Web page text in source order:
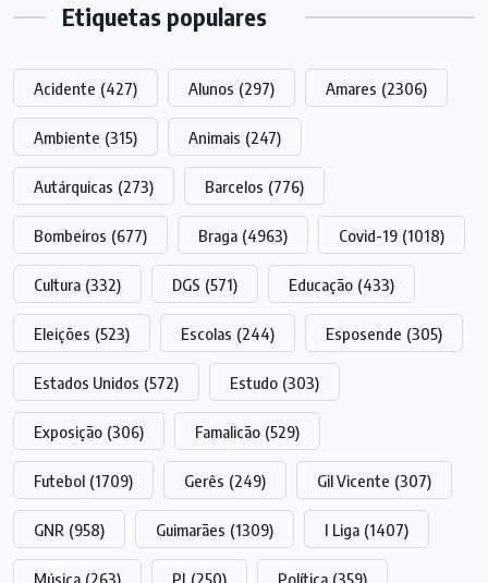
Etiquetas populares
Acidente (427) Alunos (297) Amares (2306)
Ambiente (315) Animais (247)
Autárquicas (273) Barcelos (776)
Bombeiros (677) Braga (4963) Covid-19 (1018)
Cultura (332) DGS (571) Educação (433)
Eleições (523) Escolas (244) Esposende (305)
Estados Unidos (572) Estudo (303)
Exposição (306) Famalicão (529)
Futebol (1709) Gerês (249) Gil Vicente (307)
GNR (958) Guimarães (1309) I Liga (1407)
Música (263) PJ (250) Política (359)